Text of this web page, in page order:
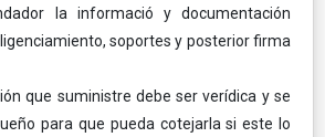
la informació y documentación
soportes y posterior firma
que suministre debe ser verídica y se
para que pueda cotejarla si este lo